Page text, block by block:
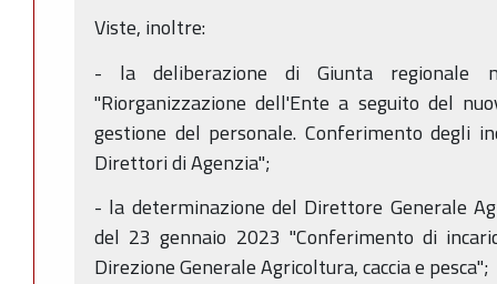
Viste, inoltre:
- la deliberazione di Giunta
"Riorganizzazione dell'Ente a seguito del
gestione del personale. Conferimento degli
Direttori di Agenzia";
- la determinazione del Direttore Generale
del 23 gennaio 2023 "Conferimento di
Direzione Generale Agricoltura, caccia e pesca";